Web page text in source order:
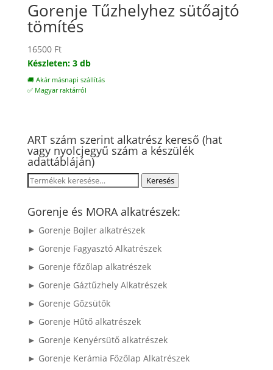
Gorenje Tűzhelyhez sütőajtó
tömítés
16500 Ft
Készleten: 3 db
🚚 Akár másnapi szállítás
✅ Magyar raktárról
ART szám szerint alkatrész kereső (hat
vagy nyolcjegyű szám a készülék
adattábláján)
Keresés
következőre:
Keresés
Gorenje és MORA alkatrészek:
► Gorenje Bojler alkatrészek
► Gorenje Fagyasztó Alkatrészek
► Gorenje főzőlap alkatrészek
► Gorenje Gáztűzhely Alkatrészek
► Gorenje Gőzsütők
► Gorenje Hűtő alkatrészek
► Gorenje Kenyérsütő alkatrészek
► Gorenje Kerámia Főzőlap Alkatrészek